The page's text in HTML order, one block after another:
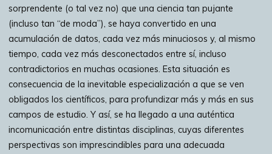
sorprendente (o tal vez no) que una ciencia tan pujante
(incluso tan “de moda”), se haya convertido en una
acumulación de datos, cada vez más minuciosos y, al mismo
tiempo, cada vez más desconectados entre sí, incluso
contradictorios en muchas ocasiones. Esta situación es
consecuencia de la inevitable especialización a que se ven
obligados los científicos, para profundizar más y más en sus
campos de estudio. Y así, se ha llegado a una auténtica
incomunicación entre distintas disciplinas, cuyas diferentes
perspectivas son imprescindibles para una adecuada